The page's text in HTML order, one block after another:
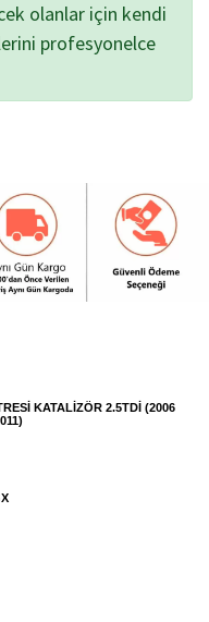
olanlar için kendi
profesyonelce
KATALİZÖR 2.5TDİ (2006